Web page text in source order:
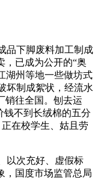
下脚废料加工制成
，已成为公开的“奥
湖州等地一些做坊式
坏制成絮状，经流水
销往全国。刨去运
钱不到长绒棉的五分
在校学生、姑且劳
次充好、虚假标
，国度市场监管总局